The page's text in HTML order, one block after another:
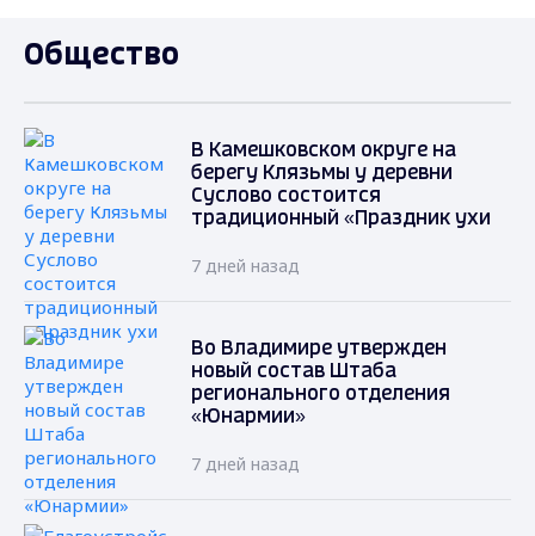
Общество
В Камешковском округе на
берегу Клязьмы у деревни
Суслово состоится
традиционный «Праздник ухи
7 дней назад
Во Владимире утвержден
новый состав Штаба
регионального отделения
«Юнармии»
7 дней назад